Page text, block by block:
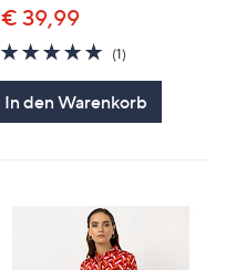
€ 39,99
5.0
von
5
(1)
In den Warenkorb